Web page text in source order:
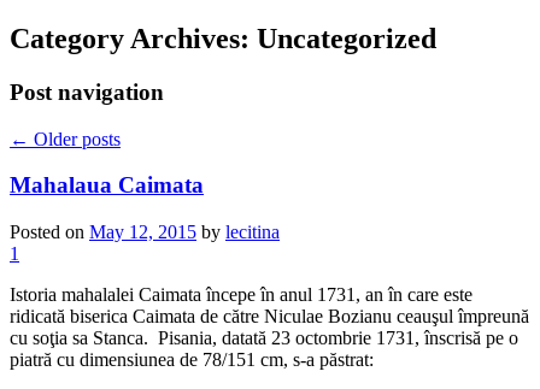
Category Archives: Uncategorized
Post navigation
← Older posts
Mahalaua Caimata
Posted on May 12, 2015 by lecitina
1
Istoria mahalalei Caimata începe în anul 1731, an în care este
ridicată biserica Caimata de către Niculae Bozianu ceauşul împreună
cu soţia sa Stanca. Pisania, datată 23 octombrie 1731, înscrisă pe o
piatră cu dimensiunea de 78/151 cm, s-a păstrat: